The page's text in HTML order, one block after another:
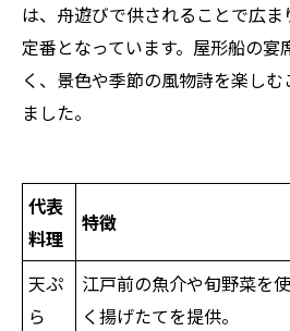
は、舟遊びで供されることで広
定番となっています。屋形船の宴
く、景色や季節の風物詩を楽し
ました。
代表
料理
特徴
天ぷ
ら
江戸前の魚介や旬野菜を
く揚げたてを提供。